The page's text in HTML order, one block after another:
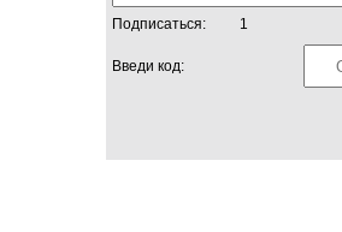
Подписаться: 1
Введи код: